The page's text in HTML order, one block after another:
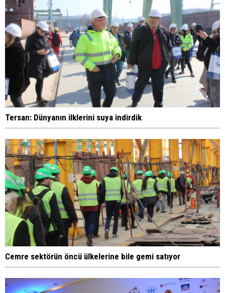
Tersan: Dünyanın ilklerini suya indirdik
Cemre sektörün öncü ülkelerine bile gemi satıyor